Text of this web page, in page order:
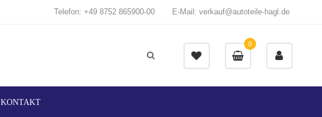
Telefon: +49 8752 865900-00 E-Mail: verkauf@autoteile-hagl.de
0
KONTAKT